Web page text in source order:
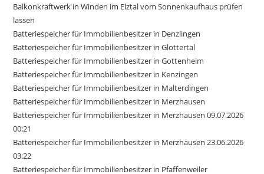
Balkonkraftwerk in Winden im Elztal vom Sonnenkaufhaus prüfen
lassen
Batteriespeicher für Immobilienbesitzer in Denzlingen
Batteriespeicher für Immobilienbesitzer in Glottertal
Batteriespeicher für Immobilienbesitzer in Gottenheim
Batteriespeicher für Immobilienbesitzer in Kenzingen
Batteriespeicher für Immobilienbesitzer in Malterdingen
Batteriespeicher für Immobilienbesitzer in Merzhausen
Batteriespeicher für Immobilienbesitzer in Merzhausen 09.07.2026
00:21
Batteriespeicher für Immobilienbesitzer in Merzhausen 23.06.2026
03:22
Batteriespeicher für Immobilienbesitzer in Pfaffenweiler